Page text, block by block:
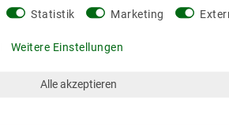
Statistik Marketing
Weitere Einstellungen
Alle akzeptieren